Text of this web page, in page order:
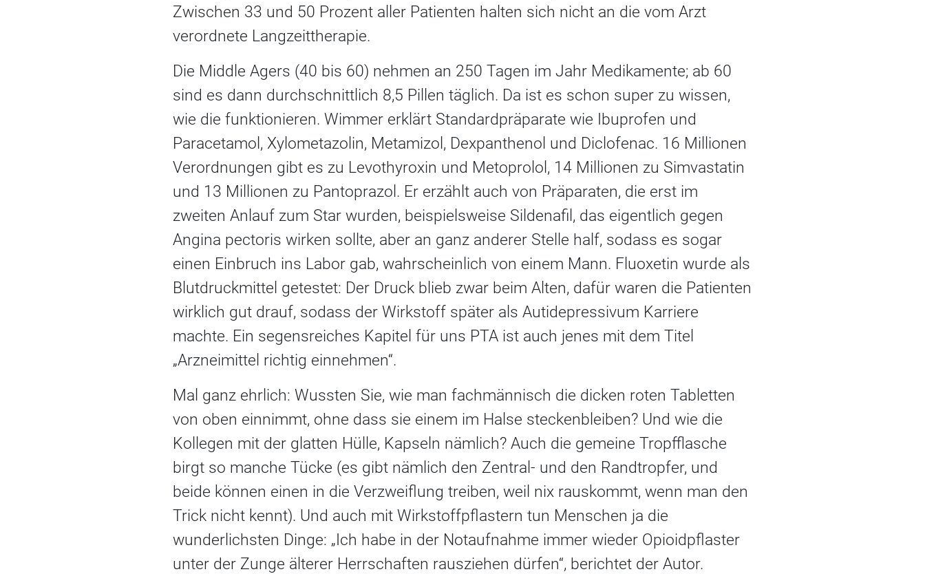
Zwischen 33 und 50 Prozent aller Patienten halten sich nicht an die vom Arzt
verordnete Langzeittherapie.
Die Middle Agers (40 bis 60) nehmen an 250 Tagen im Jahr Medikamente; ab 60
sind es dann durchschnittlich 8,5 Pillen täglich. Da ist es schon super zu wissen,
wie die funktionieren. Wimmer erklärt Standardpräparate wie Ibuprofen und
Paracetamol, Xylometazolin, Metamizol, Dexpanthenol und Diclofenac. 16 Millionen
Verordnungen gibt es zu Levothyroxin und Metoprolol, 14 Millionen zu Simvastatin
und 13 Millionen zu Pantoprazol. Er erzählt auch von Präparaten, die erst im
zweiten Anlauf zum Star wurden, beispielsweise Sildenafil, das eigentlich gegen
Angina pectoris wirken sollte, aber an ganz anderer Stelle half, sodass es sogar
einen Einbruch ins Labor gab, wahrscheinlich von einem Mann. Fluoxetin wurde als
Blutdruckmittel getestet: Der Druck blieb zwar beim Alten, dafür waren die Patienten
wirklich gut drauf, sodass der Wirkstoff später als Autidepressivum Karriere
machte. Ein segensreiches Kapitel für uns PTA ist auch jenes mit dem Titel
„Arzneimittel richtig einnehmen“.
Mal ganz ehrlich: Wussten Sie, wie man fachmännisch die dicken roten Tabletten
von oben einnimmt, ohne dass sie einem im Halse steckenbleiben? Und wie die
Kollegen mit der glatten Hülle, Kapseln nämlich? Auch die gemeine Tropfflasche
birgt so manche Tücke (es gibt nämlich den Zentral- und den Randtropfer, und
beide können einen in die Verzweiflung treiben, weil nix rauskommt, wenn man den
Trick nicht kennt). Und auch mit Wirkstoffpflastern tun Menschen ja die
wunderlichsten Dinge: „Ich habe in der Notaufnahme immer wieder Opioidpflaster
unter der Zunge älterer Herrschaften rausziehen dürfen“, berichtet der Autor.